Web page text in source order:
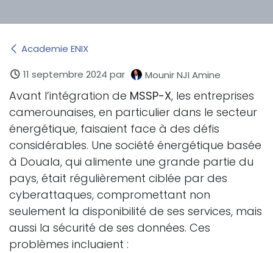
Academie ENIX
11 septembre 2024 par Mounir NJI Amine
Avant l’intégration de MSSP-X, les entreprises
camerounaises, en particulier dans le secteur
énergétique, faisaient face à des défis
considérables. Une société énergétique basée
à Douala, qui alimente une grande partie du
pays, était régulièrement ciblée par des
cyberattaques, compromettant non
seulement la disponibilité de ses services, mais
aussi la sécurité de ses données. Ces
problèmes incluaient :